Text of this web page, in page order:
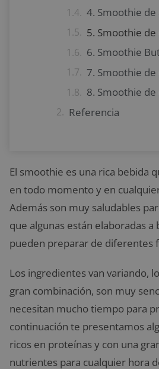
4. Smoothie
5. Smoothie
6. Smoothie
7. Smoothie de
8. Smoothie de
Referencia
El smoothie es una rica bebida
en todo momento y en
Además son muy saludables
que algunas están elaboradas a
pueden preparar de diferentes
Los ingredientes van variando,
gran combinación, son muy
necesitan mucho tiempo para
continuación te presentamos
ricos en proteínas y con una
nutrientes para cualquier hora